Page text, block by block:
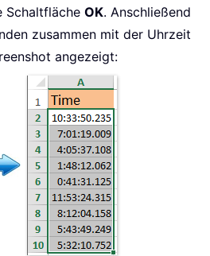
Schaltfläche OK. Anschließend
zusammen mit der Uhrzeit
angezeigt: